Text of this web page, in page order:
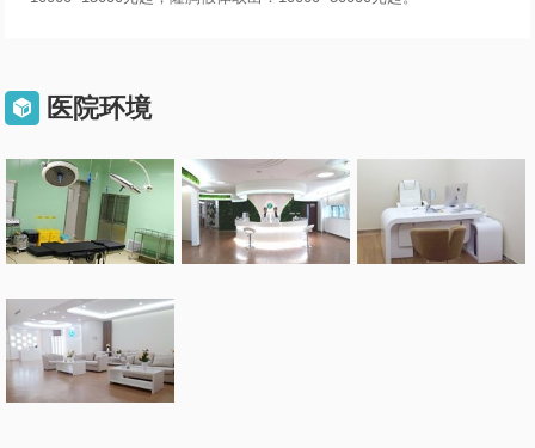
 医院环境